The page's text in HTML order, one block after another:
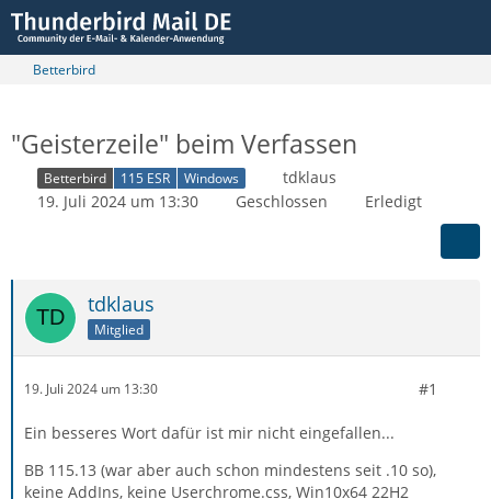
Betterbird
"Geisterzeile" beim Verfassen
Betterbird 115 ESR Windows
tdklaus
19. Juli 2024 um 13:30
Geschlossen Erledigt
tdklaus
Mitglied
19. Juli 2024 um 13:30 #1
Ein besseres Wort dafür ist mir nicht eingefallen...
BB 115.13 (war aber auch schon mindestens seit .10 so),
keine AddIns, keine Userchrome.css, Win10x64 22H2